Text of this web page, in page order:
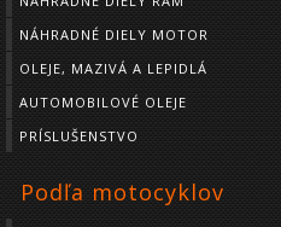
NÁHRADNÉ DIELY MOTOR
OLEJE, MAZIVÁ A LEPIDLÁ
AUTOMOBILOVÉ OLEJE
PRÍSLUŠENSTVO
Podľa motocyklov